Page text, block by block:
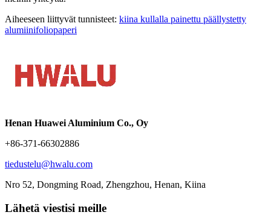
Aiheeseen liittyvät tunnisteet: kiina kullalla painettu päällystetty
alumiinifoliopaperi
Henan Huawei Aluminium Co., Oy
+86-371-66302886
tiedustelu@hwalu.com
Nro 52, Dongming Road, Zhengzhou, Henan, Kiina
Lähetä viestisi meille